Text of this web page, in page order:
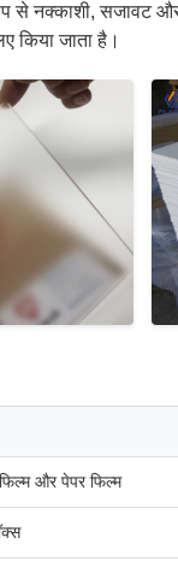
से नक्काशी, सजावट
किया जाता है।
और पेपर फिल्म